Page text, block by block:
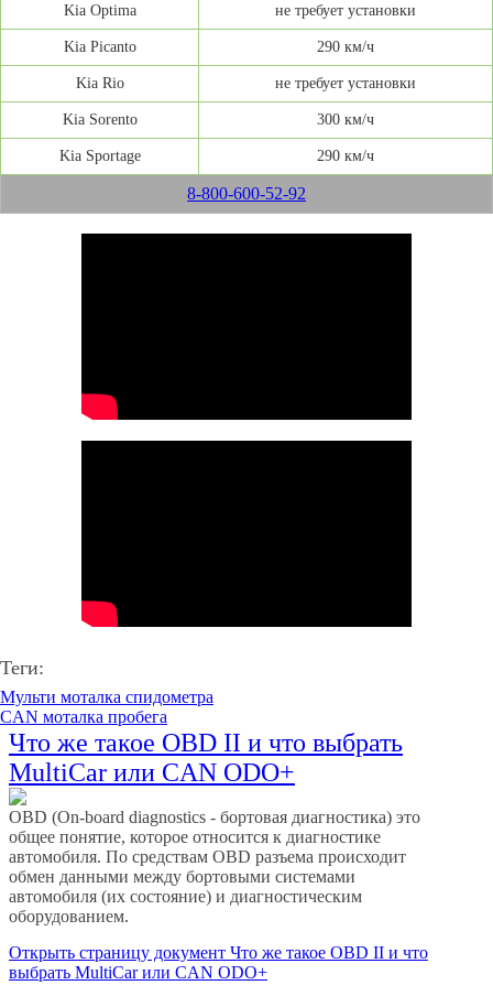
Kia Optima не требует установки
Kia Picanto 290 км/ч
Kia Rio не требует установки
Kia Sorento 300 км/ч
Kia Sportage 290 км/ч
8-800-600-52-92
Теги:
Мульти моталка спидометра
CAN моталка пробега
Что же такое OBD II и что выбрать
MultiCar или CAN ODO+
OBD (On-board diagnostics - бортовая диагностика) это
общее понятие, которое относится к диагностике
автомобиля. По средствам OBD разъема происходит
обмен данными между бортовыми системами
автомобиля (их состояние) и диагностическим
оборудованием.
Открыть страницу документ Что же такое OBD II и что
выбрать MultiCar или CAN ODO+